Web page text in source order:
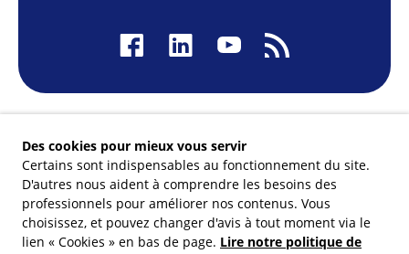
Membre du
Des cookies pour mieux vous servir
Certains sont indispensables au fonctionnement du site.
D'autres nous aident à comprendre les besoins des
professionnels pour améliorer nos contenus. Vous
choisissez, et pouvez changer d'avis à tout moment via le
lien « Cookies » en bas de page. Lire notre politique de